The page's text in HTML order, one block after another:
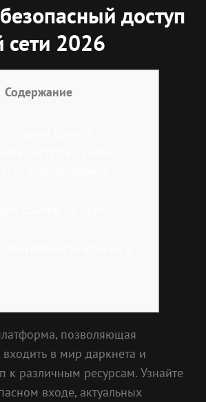
доступ
сети 2026
Содержание
позволяющая
входить в мир даркнета и
к различным ресурсам. Узнайте
входе, актуальных